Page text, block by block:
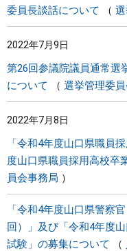
委員長談話について
2022年7月9日
第26回参議院議員通常選
について
選挙管理委
2022年7月8日
「令和4年度山口県職員
度山口県職員採用高校卒
員会事務局
「令和4年度山口県警察
回）」及び「令和4年度
試験」の募集について